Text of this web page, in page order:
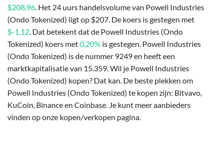
$208,96. Het 24 uurs handelsvolume van Powell Industries
(Ondo Tokenized) ligt op $207. De koers is gestegen met
$-1,12. Dat betekent dat de Powell Industries (Ondo
Tokenized) koers met0,20% is gestegen. Powell Industries
(Ondo Tokenized) is de nummer 9249 en heeft een
marktkapitalisatie van 15.359. Wil je Powell Industries
(Ondo Tokenized) kopen? Dat kan. De beste plekken om
Powell Industries (Ondo Tokenized) te kopen zijn: Bitvavo,
KuCoin, Binance en Coinbase. Je kunt meer aanbieders
vinden op onze kopen/verkopen pagina.